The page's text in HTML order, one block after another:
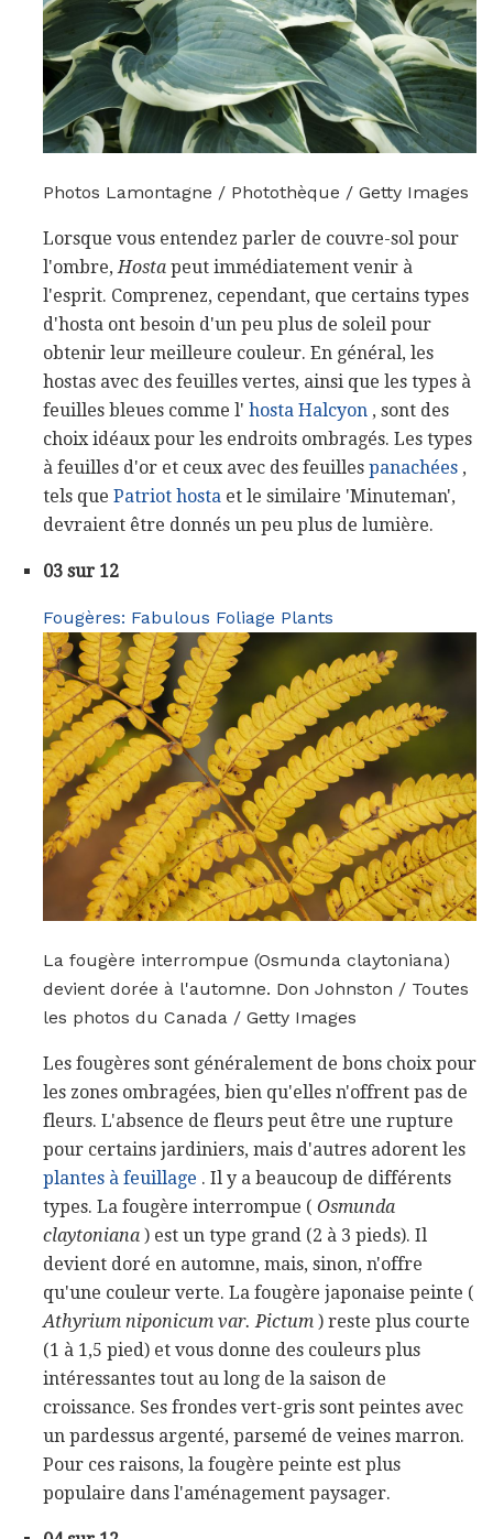
Photos Lamontagne / Photothèque / Getty Images
Lorsque vous entendez parler de couvre-sol pour
l'ombre, Hosta peut immédiatement venir à
l'esprit. Comprenez, cependant, que certains types
d'hosta ont besoin d'un peu plus de soleil pour
obtenir leur meilleure couleur. En général, les
hostas avec des feuilles vertes, ainsi que les types à
feuilles bleues comme l' hosta Halcyon , sont des
choix idéaux pour les endroits ombragés. Les types
à feuilles d'or et ceux avec des feuilles panachées ,
tels que Patriot hosta et le similaire 'Minuteman',
devraient être donnés un peu plus de lumière.
03 sur 12
Fougères: Fabulous Foliage Plants
La fougère interrompue (Osmunda claytoniana)
devient dorée à l'automne. Don Johnston / Toutes
les photos du Canada / Getty Images
Les fougères sont généralement de bons choix pour
les zones ombragées, bien qu'elles n'offrent pas de
fleurs. L'absence de fleurs peut être une rupture
pour certains jardiniers, mais d'autres adorent les
plantes à feuillage . Il y a beaucoup de différents
types. La fougère interrompue ( Osmunda
claytoniana ) est un type grand (2 à 3 pieds). Il
devient doré en automne, mais, sinon, n'offre
qu'une couleur verte. La fougère japonaise peinte (
Athyrium niponicum var. Pictum ) reste plus courte
(1 à 1,5 pied) et vous donne des couleurs plus
intéressantes tout au long de la saison de
croissance. Ses frondes vert-gris sont peintes avec
un pardessus argenté, parsemé de veines marron.
Pour ces raisons, la fougère peinte est plus
populaire dans l'aménagement paysager.